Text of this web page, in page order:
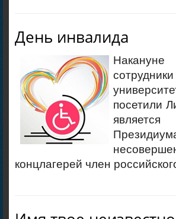
День инвалида
посетили
концлагерей член